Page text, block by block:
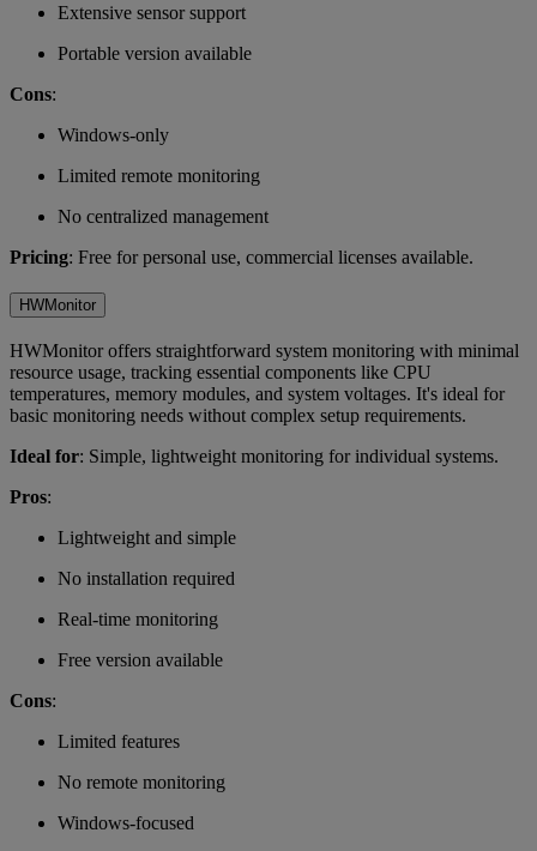
Extensive sensor support
Portable version available
Cons:
Windows-only
Limited remote monitoring
No centralized management
Pricing: Free for personal use, commercial licenses available.
HWMonitor
HWMonitor offers straightforward system monitoring with minimal
resource usage, tracking essential components like CPU
temperatures, memory modules, and system voltages. It's ideal for
basic monitoring needs without complex setup requirements.
Ideal for: Simple, lightweight monitoring for individual systems.
Pros:
Lightweight and simple
No installation required
Real-time monitoring
Free version available
Cons:
Limited features
No remote monitoring
Windows-focused